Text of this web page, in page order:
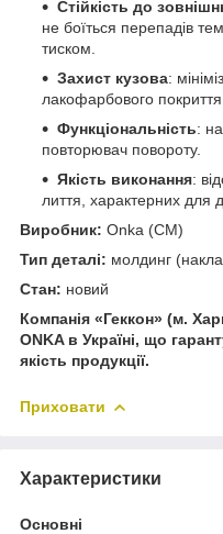
Стійкість до
не боїться перепадів
тиском.
Захист кузова:
лакофарбового
Функціональність:
повторювач повороту.
Якість виконання:
лиття, характерних для
Виробник: Onka (CM)
Тип деталі: молдинг
Стан: новий
Компанія «Геккон» (м.
ONKA в Україні, що
якість продукції.
Приховати
Характеристики
Основні